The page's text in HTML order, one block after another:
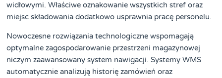
widłowymi. Właściwe oznakowanie wszystkich stref oraz
miejsc składowania dodatkowo usprawnia pracę personelu.
Nowoczesne rozwiązania technologiczne wspomagają
optymalne zagospodarowanie przestrzeni magazynowej
niczym zaawansowany system nawigacji. Systemy WMS
automatycznie analizują historię zamówień oraz